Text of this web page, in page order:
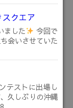
クエア
ました
今回で
会いさせていた
テストに出場し
久しぶりの沖縄